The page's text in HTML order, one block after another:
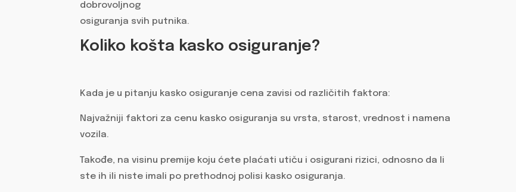
dobrovoljnog
osiguranja svih putnika.
Koliko košta kasko osiguranje?
Kada je u pitanju kasko osiguranje cena zavisi od različitih faktora:
Najvažniji faktori za cenu kasko osiguranja su vrsta, starost, vrednost i namena
vozila.
Takođe, na visinu premije koju ćete plaćati utiču i osigurani rizici, odnosno da li
ste ih ili niste imali po prethodnoj polisi kasko osiguranja.